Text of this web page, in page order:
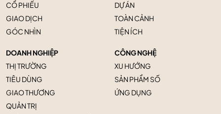
CỔ PHIẾU
GIAO DỊCH
GÓC NHÌN
DỰ ÁN
TOÀN CẢNH
TIỆN ÍCH
DOANH NGHIỆP
THỊ TRƯỜNG
TIÊU DÙNG
GIAO THƯƠNG
QUẢN TRỊ
CÔNG NGHỆ
XU HƯỚNG
SẢN PHẨM SỐ
ỨNG DỤNG